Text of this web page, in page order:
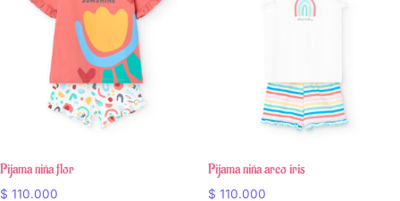
Pijama niña flor
$ 110.000
Pijama niña arco iris
$ 110.000